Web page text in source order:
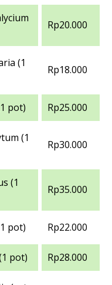
Rp20.000
(1
Rp18.000
pot) Rp25.000
(1
Rp30.000
(1
Rp35.000
pot) Rp22.000
pot) Rp28.000